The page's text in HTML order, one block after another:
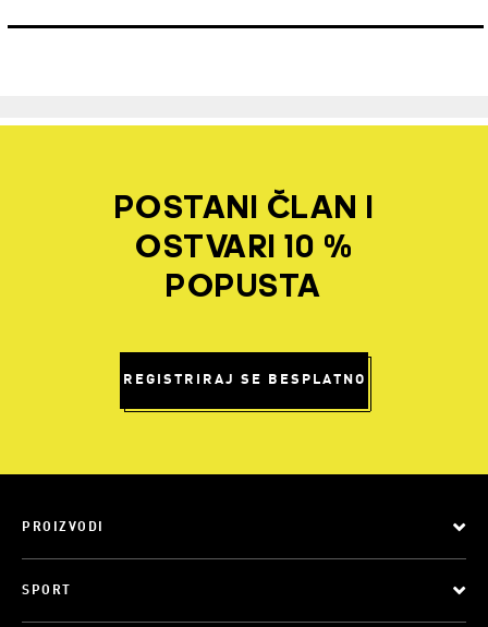
POSTANI ČLAN I
OSTVARI 10 %
POPUSTA
REGISTRIRAJ SE BESPLATNO
PROIZVODI
SPORT